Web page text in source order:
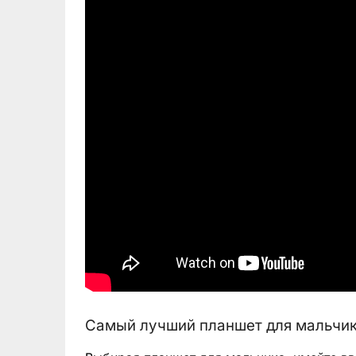
Самый лучший планшет для